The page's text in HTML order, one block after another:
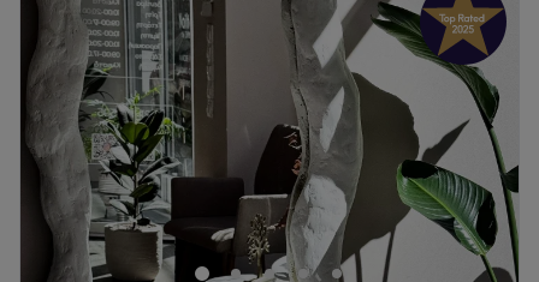
Τετάρτη
09:00– 21:00
Πέμπτη
09:00–21:00
Παρασκευή
–21:00
Σάββατο
09:00
21:00
Κυριακή
Κλειστό
Το Ίλιον εγκαινίασε το δικό του Nails 4 You τον Μάιο του
2019. Μία επιτυχημένη αλυσίδα ομορφιάς και περιποίησης,
η οποία έχει συνεχή πορεία και ανάπτυξη στο χώρο
περιποίησης των άκρων από το 2017. Στόχος μας είναι να